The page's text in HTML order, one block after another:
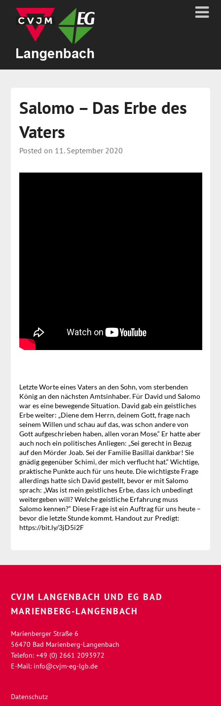
Salomo – Das Erbe des
Vaters
Posted on 11. September 2020
Letzte Worte eines Vaters an den Sohn, vom sterbenden
König an den nächsten Amtsinhaber. Für David und Salomo
war es eine bewegende Situation. David gab ein geistliches
Erbe weiter: „Diene dem Herrn, deinem Gott, frage nach
seinem Willen und schau auf das, was schon andere von
Gott aufgeschrieben haben, allen voran Mose.“ Er hatte aber
auch noch ein politisches Anliegen: „Sei gerecht in Bezug
auf den Mörder Joab. Sei der Familie Basillai dankbar! Sie
gnädig gegenüber Schimi, der mich verflucht hat.“ Wichtige,
praktische Punkte auch für uns heute. Die wichtigste Frage
allerdings hatte sich David gestellt, bevor er mit Salomo
sprach: „Was ist mein geistliches Erbe, dass ich unbedingt
weitergeben will? Welche geistliche Erfahrung muss
Salomo kennen?“ Diese Frage ist ein Auftrag für uns heute –
bevor die letzte Stunde kommt. Handout zur Predigt:
https://bit.ly/3jD5i2F
CVJM LANGENBACH UND EG BAD
MARIENBERG-LANGENBACH
Marienberger Straße 6
56470 Bad Marienberg-Langenbach
Telefon: +49 (0) 2661 2093972
E-Mail: info@cvjm-eg-lgb.de
Datenschutz